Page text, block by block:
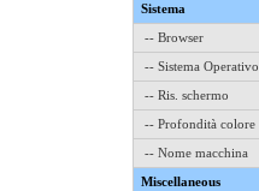
Sistema
-- Browser
-- Sistema Operativo
-- Ris. schermo
-- Profondità colore
-- Nome macchina
Miscellaneous